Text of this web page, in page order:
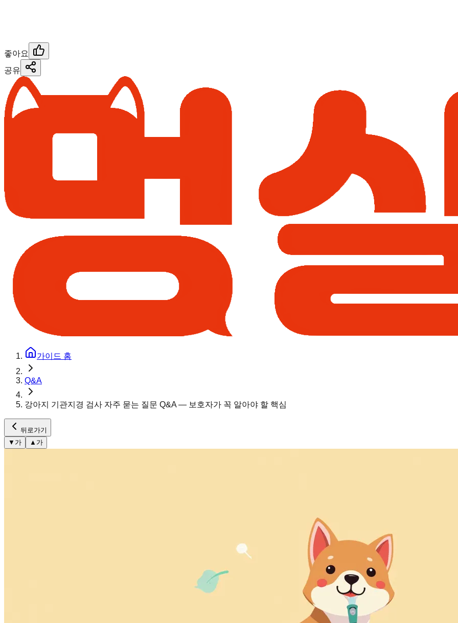
좋아요
공유
가이드 홈
Q&A
강아지 기관지경 검사 자주 묻는 질문 Q&A — 보호자가 꼭 알아야 할 핵심
뒤로가기
▼ 가 ▲ 가